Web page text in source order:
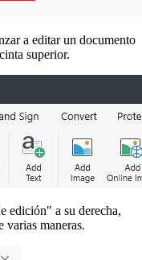
a editar un documento
superior.
edición" a su derecha,
varias maneras.